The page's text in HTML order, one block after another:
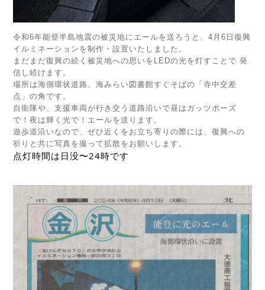
令和6年能登半島地震の被災地にエールを送ろうと、4月6日復興
イルミネーションを制作・設置いたしました。
まだまだ復興の続く被災地への思いをLEDの光を灯すことで 発
信し続けます。
場所は海側環状道路、海みらい図書館すぐそばの「寺中交差
点」の角です。
自衛隊や、支援車両が行き交う道路沿いで昼はガッツポーズ
で！夜は輝く光で！エールを送ります。
遊歩道沿いなので、ぜひ近くをお立ち寄りの際には、復興への
祈りと共に写真を撮って拡散をお願いします。
点灯時間は日没〜24時です